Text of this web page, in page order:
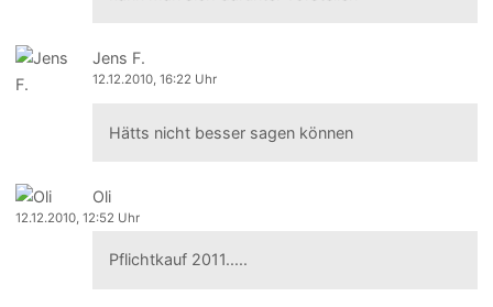
Jens F.
12.12.2010, 16:22 Uhr
Hätts nicht besser sagen können
Oli
12.12.2010, 12:52 Uhr
Pflichtkauf 2011.....